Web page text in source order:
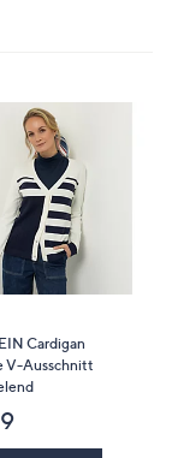
Cardigan
V-Ausschnitt